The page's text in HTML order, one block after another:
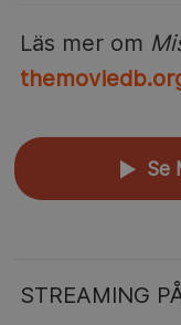
Läs mer om
▲ Se
STREAMING